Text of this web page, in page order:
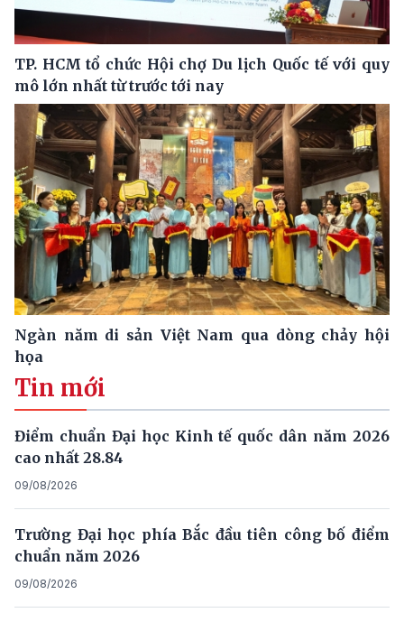
TP. HCM tổ chức Hội chợ Du lịch Quốc tế với quy
mô lớn nhất từ trước tới nay
Ngàn năm di sản Việt Nam qua dòng chảy hội
họa
Tin mới
Điểm chuẩn Đại học Kinh tế quốc dân năm 2026
cao nhất 28.84
09/08/2026
Trường Đại học phía Bắc đầu tiên công bố điểm
chuẩn năm 2026
09/08/2026